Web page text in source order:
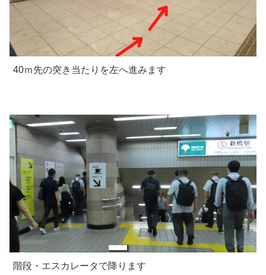
40ｍ先の突き当たりを左へ進みます
階段・エスカレータで降ります